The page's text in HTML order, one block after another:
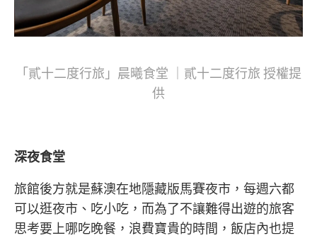
「貳十二度行旅」晨曦食堂 ｜貳十二度行旅 授權提
供
深夜食堂
旅館後方就是蘇澳在地隱藏版馬賽夜市，每週六都
可以逛夜市、吃小吃，而為了不讓難得出遊的旅客
思考要上哪吃晚餐，浪費寶貴的時間，飯店內也提